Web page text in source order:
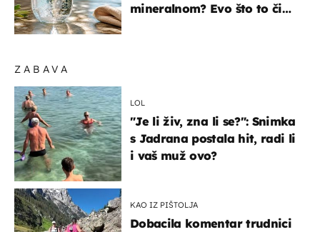
ZABAVA
LOL
"Je li živ, zna li se?": Snimka
s Jadrana postala hit, radi li
i vaš muž ovo?
KAO IZ PIŠTOLJA
Dobacila komentar trudnici
mineralnom? Evo što to čini